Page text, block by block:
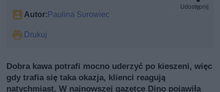
Autor: Paulina Surowiec
Drukuj
Udostępnij
Dobra kawa potrafi mocno uderzyć po kieszeni, więc
gdy trafia się taka okazja, klienci reagują
natychmiast. W najnowszej gazetce Dino pojawiła